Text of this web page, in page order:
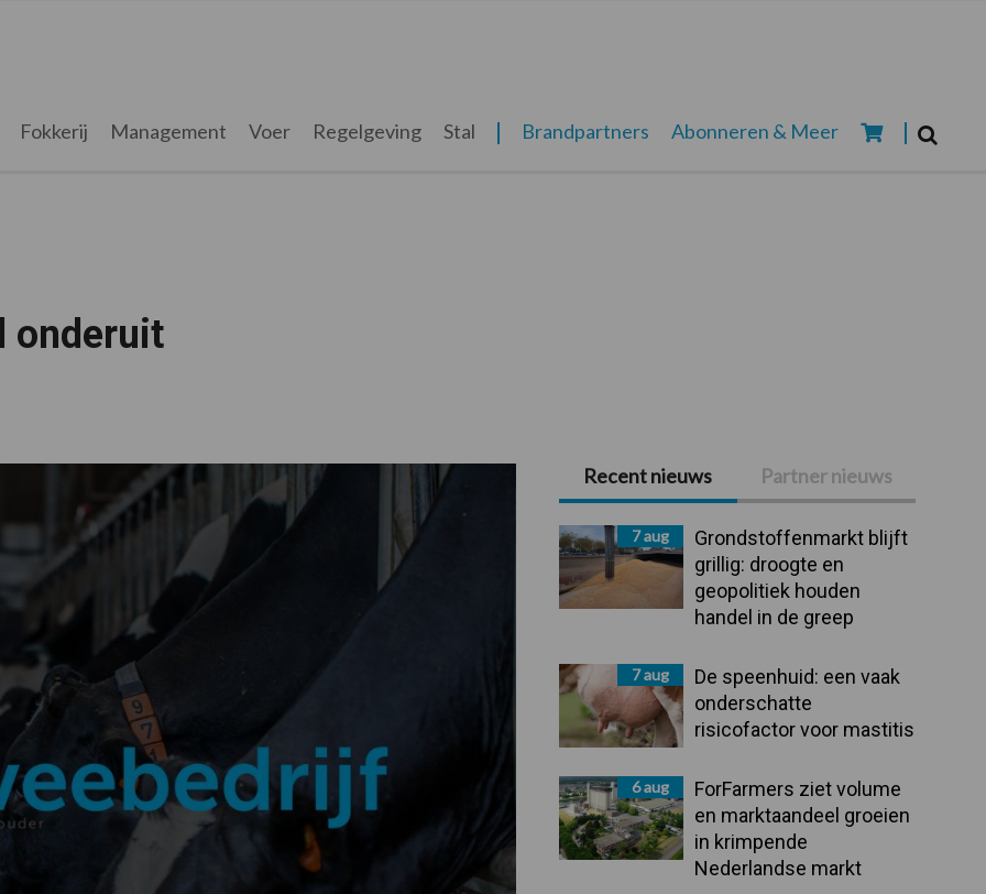
Fokkerij Management Voer Regelgeving Stal Brandpartners Abonneren & Meer
onderuit
Primaire
Sidebar
Recent nieuws Partner nieuws
7 aug
Grondstoffenmarkt blijft
grillig: droogte en
geopolitiek houden
handel in de greep
7 aug
De speenhuid: een vaak
onderschatte
risicofactor voor mastitis
6 aug
ForFarmers ziet volume
en marktaandeel groeien
in krimpende
Nederlandse markt